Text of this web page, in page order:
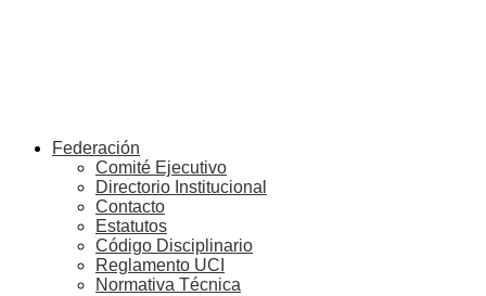
Federación
Comité Ejecutivo
Directorio Institucional
Contacto
Estatutos
Código Disciplinario
Reglamento UCI
Normativa Técnica